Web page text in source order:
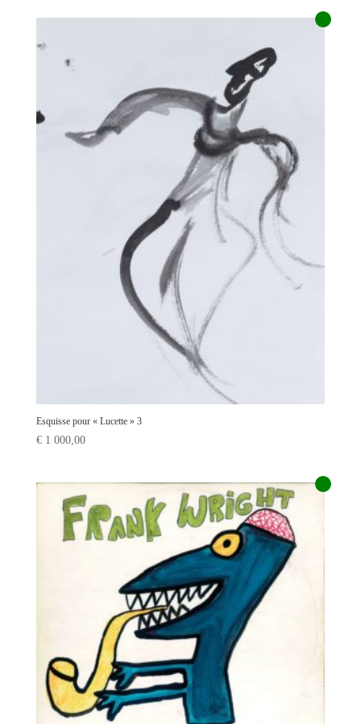
Esquisse pour « Lucette » 3
€1 000,00